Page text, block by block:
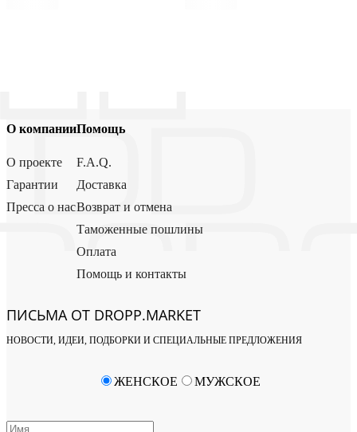
О компании
О проекте
Гарантии
Пресса о нас
Помощь
F.A.Q.
Доставка
Возврат и отмена
Таможенные пошлины
Оплата
Помощь и контакты
ПИСЬМА ОТ DROPP.MARKET
НОВОСТИ, ИДЕИ, ПОДБОРКИ И СПЕЦИАЛЬНЫЕ ПРЕДЛОЖЕНИЯ
ЖЕНСКОЕ МУЖСКОЕ